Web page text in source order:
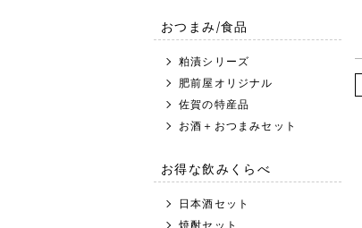
おつまみ/食品
粕漬シリーズ
肥前屋オリジナル
佐賀の特産品
お酒＋おつまみセット
お得な飲みくらべ
日本酒セット
焼酎セット